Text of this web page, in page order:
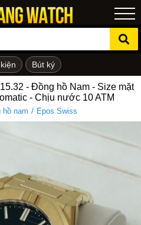
Bút ký
- Đồng hồ Nam - Size mặt
- Chịu nước 10 ATM
hồ nam / Epos Swiss